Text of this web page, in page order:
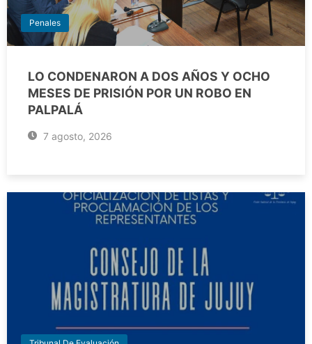
Penales
LO CONDENARON A DOS AÑOS Y OCHO
MESES DE PRISIÓN POR UN ROBO EN
PALPALÁ
7 agosto, 2026